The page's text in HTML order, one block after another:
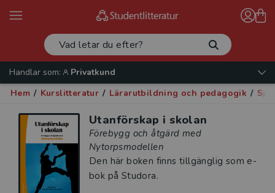
Handlar som:
Privatkund
Hem / Kurslitteratur / Lärarutbildning och pedagogik /
Utanförskap i skolan
Förebygg och åtgärd med
Nytorpsmodellen
Den här boken finns tillgänglig som e-
bok på Studora.